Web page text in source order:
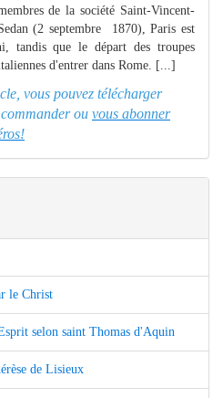
de la société Saint-Vincent-
(2 septembre 1870), Paris est
tandis que le départ des troupes
d'entrer dans Rome. [...]
vous pouvez télécharger
ou vous abonner
le Christ
selon saint Thomas d'Aquin
de Lisieux